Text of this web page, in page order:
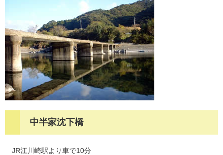
中半家沈下橋
JR江川崎駅より車で10分